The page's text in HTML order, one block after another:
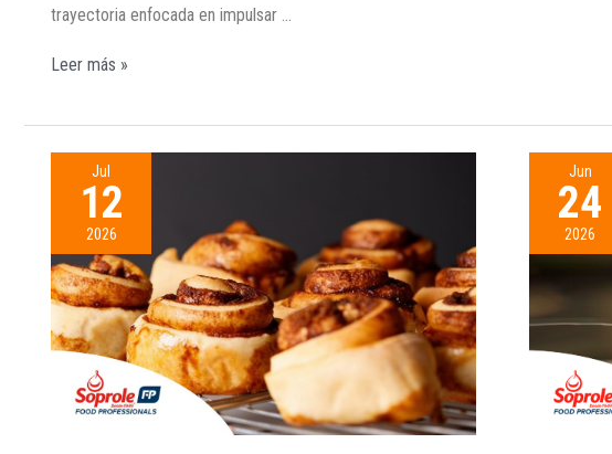
trayectoria enfocada en impulsar …
Leer más »
Jul
12
2026
Jun
24
2026